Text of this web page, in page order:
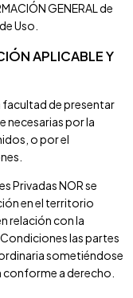
GENERAL de
Uso.
APLICABLE Y
facultad de presentar
necesarias por la
o por el
Privadas NORse
en el territorio
relación con la
las partes
sometiéndose
conforme a derecho.